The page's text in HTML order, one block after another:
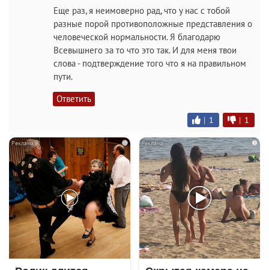
Еще раз, я неимоверно рад, что у нас с тобой
разные порой противоположные представления о
человеческой нормальности. Я благодарю
Всевышнего за то что это так. И для меня твои
слова - подтверждение того что я на правильном
пути.
Ответить
| 1 | 1
i i